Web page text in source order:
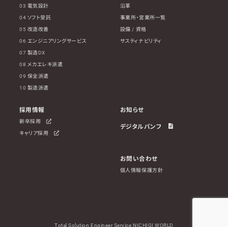
03 電気設計
04 ソフト受託
05 改造改善
06 エンジニアリングサービス
07 製造DX
08 メカエレキ派遣
09 保全派遣
10 製造派遣
沿革
事業所・営業所一覧
設備 / 資格
サスティナビリティ
採用情報
新卒採用
キャリア採用
お知らせ
デジタルパンフ
お問い合わせ
個人情報保護方針
Total Solution Engineer Service NICHIGI WORLD